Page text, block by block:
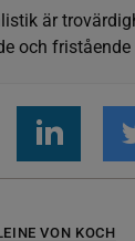
är
och
VON KOCH